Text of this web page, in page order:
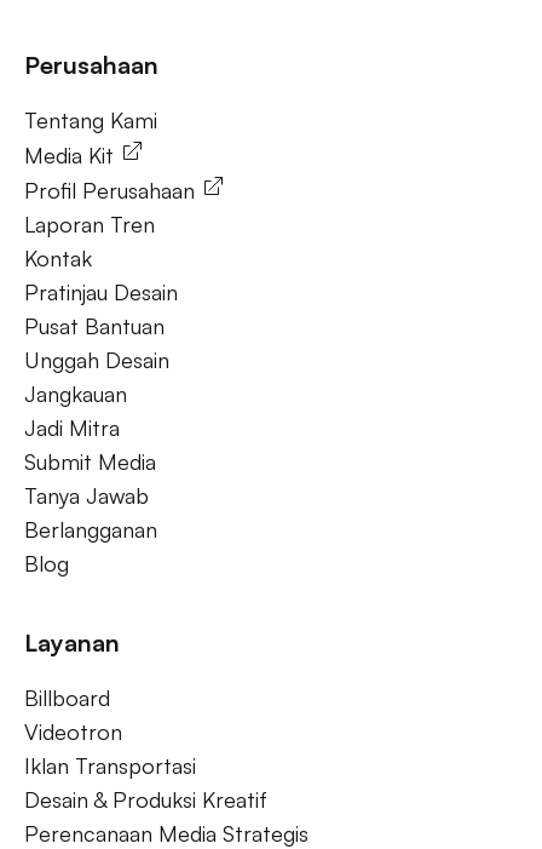
Tentang Kami
Perusahaan
Tentang Kami
Media Kit
Profil Perusahaan
Laporan Tren
Kontak
Pratinjau Desain
Pusat Bantuan
Unggah Desain
Jangkauan
Jadi Mitra
Submit Media
Tanya Jawab
Berlangganan
Blog
Layanan
Billboard
Videotron
Iklan Transportasi
Desain & Produksi Kreatif
Perencanaan Media Strategis